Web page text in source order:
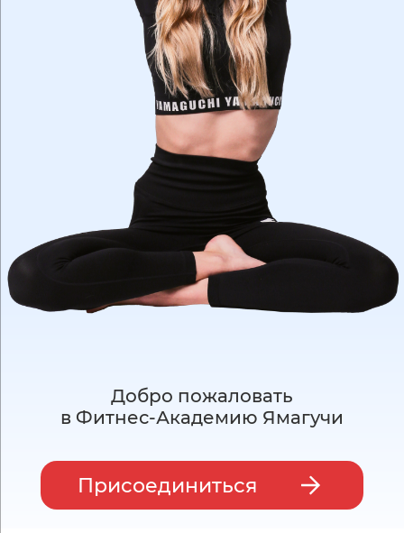
Добро пожаловать
в Фитнес-Академию Ямагучи
Присоединиться